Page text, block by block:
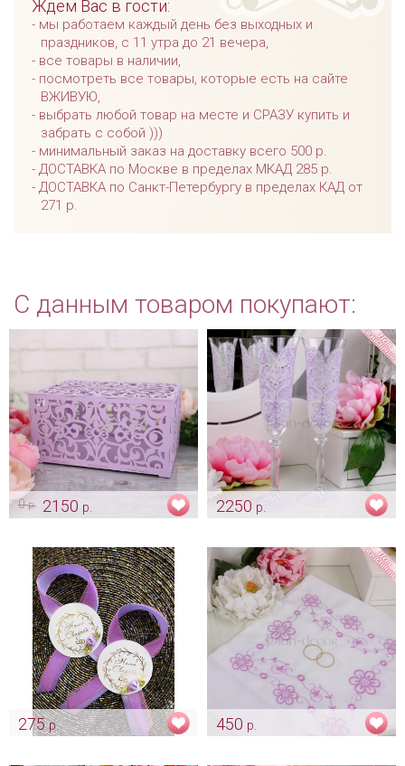
Ждем Вас в гости:
мы работаем каждый день без выходных и
праздников, с 11 утра до 21 вечера,
все товары в наличии,
посмотреть все товары, которые есть на сайте
ВЖИВУЮ,
выбрать любой товар на месте и СРАЗУ купить и
забрать с собой )))
минимальный заказ на доставку всего 500 р.
ДОСТАВКА по Москве в пределах МКАД 285 р.
ДОСТАВКА по Санкт-Петербургу в пределах КАД от
271 р.
С данным товаром покупают:
0р. 2150 р.
Арт: sun_0174 лавандовый
2250 р.
Арт: bok_0184
275р.
450 р.